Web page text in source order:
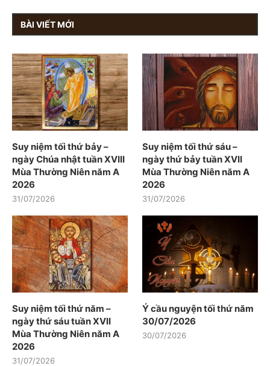
BÀI VIẾT MỚI
Suy niệm tối thứ bảy –
ngày Chúa nhật tuần XVIII
Mùa Thường Niên năm A
2026
31/07/2026
Suy niệm tối thứ sáu –
ngày thứ bảy tuần XVII
Mùa Thường Niên năm A
2026
31/07/2026
Suy niệm tối thứ năm –
ngày thứ sáu tuần XVII
Mùa Thường Niên năm A
2026
31/07/2026
Ý cầu nguyện tối thứ năm
30/07/2026
30/07/2026